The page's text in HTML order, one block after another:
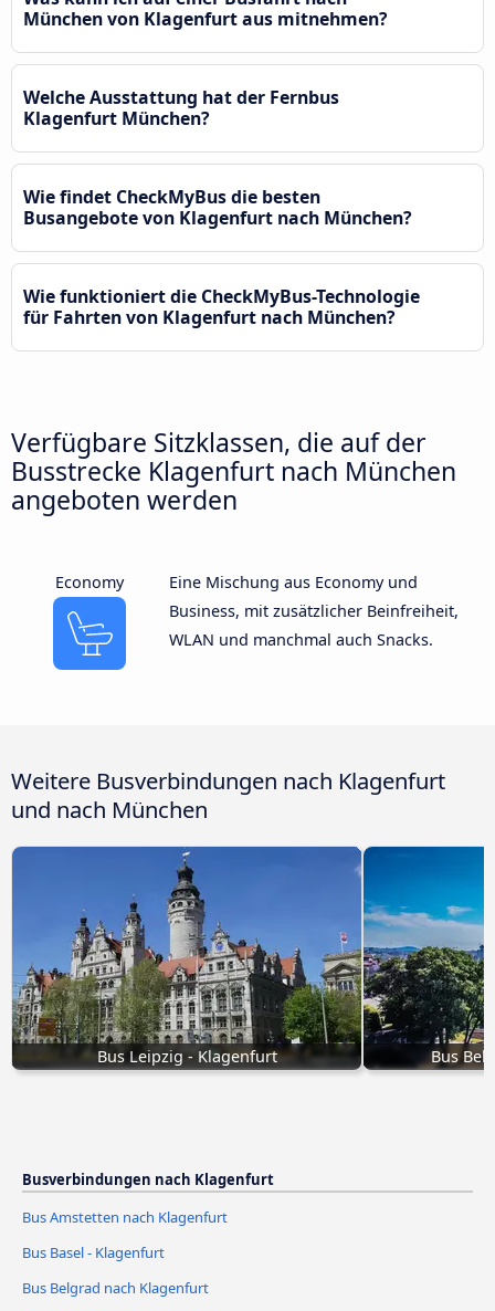
München von Klagenfurt aus mitnehmen?
Welche Ausstattung hat der Fernbus
Klagenfurt München?
Wie findet CheckMyBus die besten
Busangebote von Klagenfurt nach München?
Wie funktioniert die CheckMyBus-Technologie
für Fahrten von Klagenfurt nach München?
Verfügbare Sitzklassen, die auf der
Busstrecke Klagenfurt nach München
angeboten werden
Economy
Eine Mischung aus Economy und
Business, mit zusätzlicher Beinfreiheit,
WLAN und manchmal auch Snacks.
Weitere Busverbindungen nach Klagenfurt
und nach München
Bus Leipzig - Klagenfurt Bus
Busverbindungen nach Klagenfurt
Bus Amstetten nach Klagenfurt
Bus Basel - Klagenfurt
Bus Belgrad nach Klagenfurt